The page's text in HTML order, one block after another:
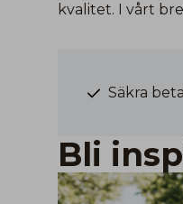
kvalitet. I vårt
Säkra
Bli